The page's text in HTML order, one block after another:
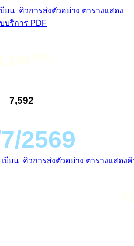
ยน คิวการส่งตัวอย่าง ตารางแสดง
บริการ PDF
7,592
2569